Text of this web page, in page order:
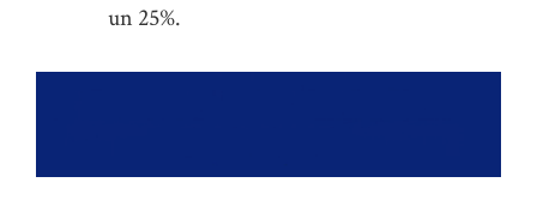
un 25%.